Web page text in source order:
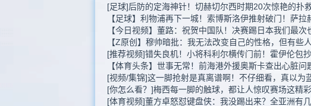
[足球]后防的定海神针！切赫切尔西时期20次惊艳的扑救
【足球】利物浦再下一城！索博斯洛伊推射破门！萨拉
【今日视频】董路：祝贺中国队！决赛踢日本我们最次
【Z原创】穆帅暗批：我无法改变自己的性格，但有些
[推荐视频]错失良机！小将科利尔横传门前！霍伊伦包
【体育头条】世事无常！前海港外援奥斯卡查出心脏问
[视频/集锦]这一脚抢射是真离谱啊！不仔细看，真以为
[你怎么看？]梅西每一脚的触球，都让人惊叹赛场这精
[体育视频]董方卓怒怼键盘侠：我没踢出来？全亚洲有